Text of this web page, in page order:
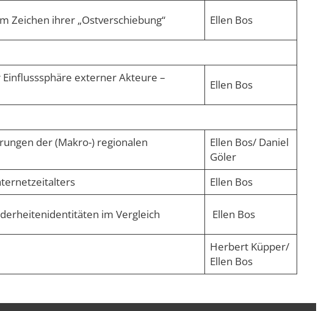
Zeichen ihrer „Ostverschiebung“ Ellen Bos
externer Akteure –
Ellen Bos
der (Makro-) regionalen
Ellen Bos/ Daniel
Göler
Ellen Bos
im Vergleich Ellen Bos
Herbert Küpper/
Ellen Bos